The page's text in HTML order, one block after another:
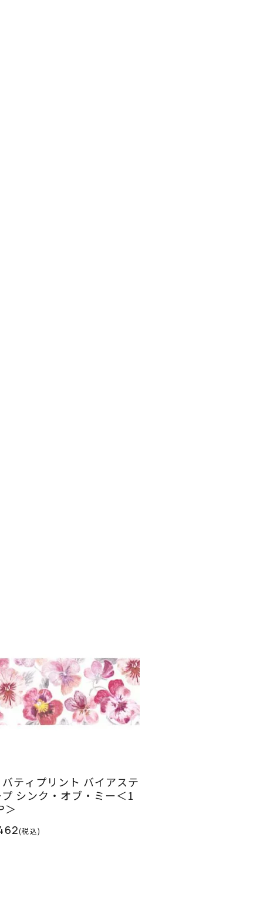
バティプリント バイアステ
プ シンク・オブ・ミー＜1
＞
(税込)